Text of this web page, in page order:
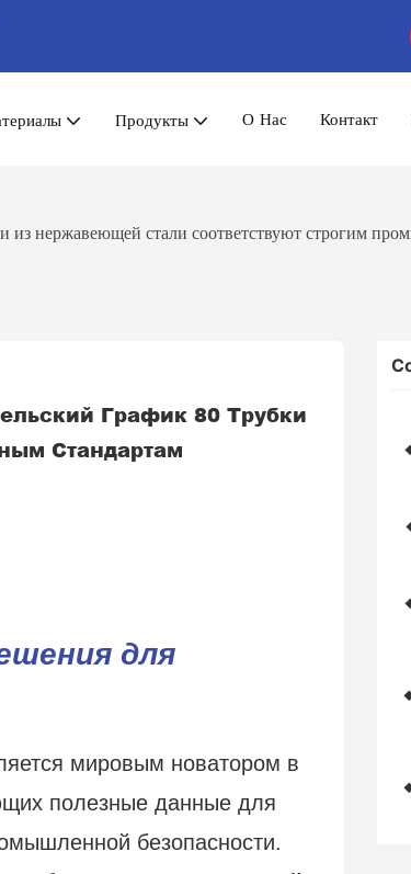
Продукты О Нас Контакт
нержавеющей стали соответствуют строгим
График 80 Трубки
Стандартам
для
мировым новатором в
полезные данные для
безопасности.